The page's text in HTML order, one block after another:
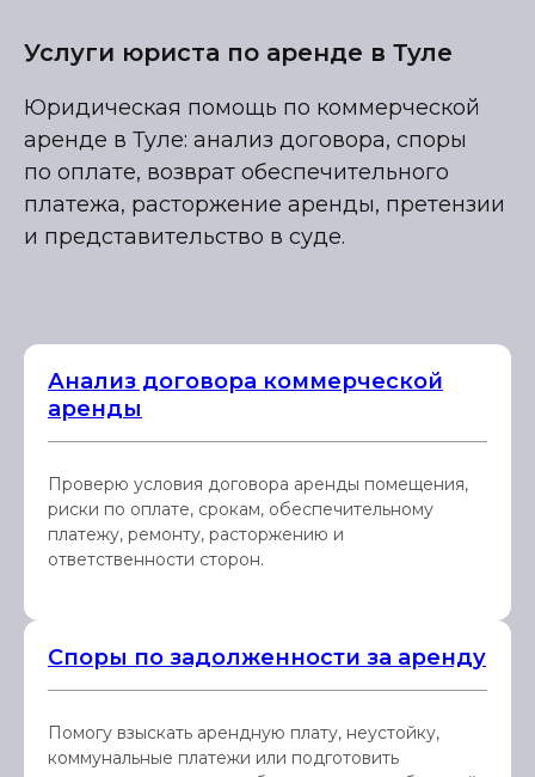
Услуги юриста по аренде в Туле
Юридическая помощь по коммерческой
аренде в Туле: анализ договора, споры
по оплате, возврат обеспечительного
платежа, расторжение аренды, претензии
и представительство в суде.
Анализ договора коммерческой
аренды
Проверю условия договора аренды помещения,
риски по оплате, срокам, обеспечительному
платежу, ремонту, расторжению и
ответственности сторон.
Споры по задолженности за аренду
Помогу взыскать арендную плату, неустойку,
коммунальные платежи или подготовить